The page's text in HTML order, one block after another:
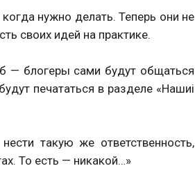
нужно делать. Теперь они не
своих идей на практике.
— блогеры сами будут общаться
печататься в разделе «Нашиі
такую же ответственность,
То есть — никакой…»